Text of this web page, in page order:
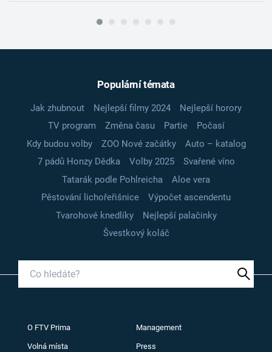
Populární témata
Jak zhubnout Nejlepší filmy 2024
Nejlepší horory
TV program
Změna času Partie
Počasí
Kdy budou volby
ZOO Nové začátky
Auto – katalog
7 pádů Honzy Dědka
Volby 2025
Svařené víno
Tatarák podle Pohlreicha
Aloe vera
Pěstování lichořeřišnice
Výpočet ascendentu
Tvarohové knedlíky
Nejlepší palačinky
Švestkový koláč
O FTV Prima Management
Volná místa Press